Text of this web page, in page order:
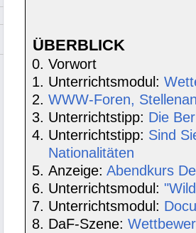
ÜBERBLICK
Vorwort
Unterrichtsmodul:
WWW-Foren,
Unterrichtstipp: Die
Unterrichtstipp: Sind
Nationalitäten
Anzeige: Abendkurs
Unterrichtsmodul:
Unterrichtsmodul:
DaF-Szene: